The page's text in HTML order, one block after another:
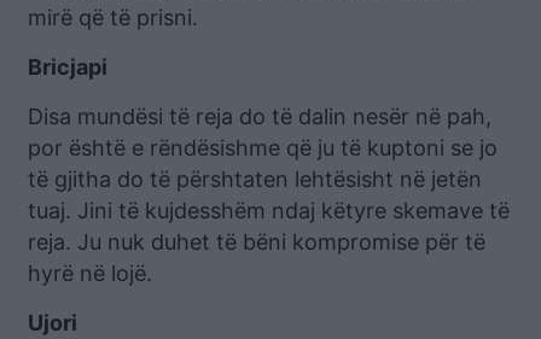
mirë që të prisni.
Bricjapi
Disa mundësi të reja do të dalin nesër në pah,
por është e rëndësishme që ju të kuptoni se jo
të gjitha do të përshtaten lehtësisht në jetën
tuaj. Jini të kujdesshëm ndaj këtyre skemave të
reja. Ju nuk duhet të bëni kompromise për të
hyrë në lojë.
Ujori